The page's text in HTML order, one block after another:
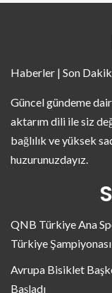
Haberler | Son
Güncel gündeme
aktarım dili ile siz
bağlılık ve yüksek
huzurunuzdayız.
QNB Türkiye Ana
Türkiye
Avrupa Bisiklet
Başladı